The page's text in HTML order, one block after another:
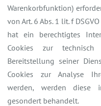
Warenkorbfunktion)
von Art. 6 Abs. 1 lit. f
hat ein berechtigtes
Cookies zur
Bereitstellung seiner
Cookies zur Analyse
werden, werden diese
gesondert behandelt.